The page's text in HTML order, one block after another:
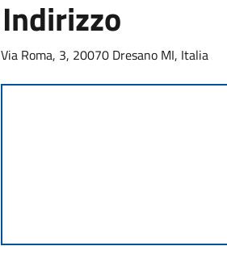
Indirizzo
Via Roma, 3, 20070 Dresano MI, Italia